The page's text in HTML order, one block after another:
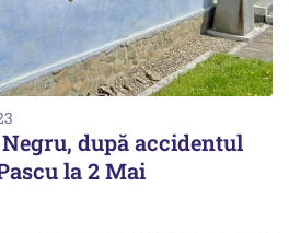
după accidentul
la 2 Mai